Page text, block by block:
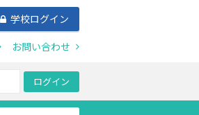
学校ログイン
お問い合わせ
ログイン